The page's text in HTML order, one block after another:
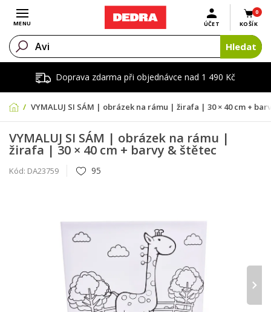
Doprava zdarma při objednávce nad 1 490 Kč
Otevřít menu
MENU
0
KOŠÍK
ÚČET
Hledat
VYMALUJ SI SÁM | obrázek na rámu | žirafa | 30 × 40 cm +
VYMALUJ SI SÁM | obrázek na rámu |
žirafa | 30 × 40 cm + barvy & štětec
Kód: DA23759 95
›